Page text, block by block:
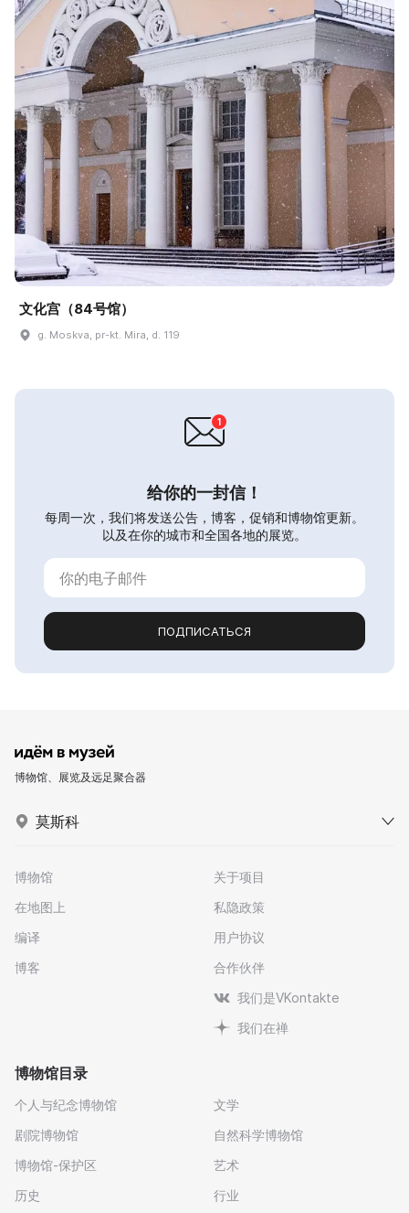
文化宫（84号馆）
g. Moskva, pr-kt. Mira, d. 119
给你的一封信！
每周一次，我们将发送公告，博客，促销和博物馆更新。
以及在你的城市和全国各地的展览。
ПОДПИСАТЬСЯ
博物馆、展览及远足聚合器
莫斯科
博物馆
在地图上
编译
博客
关于项目
私隐政策
用户协议
合作伙伴
我们是VKontakte
我们在禅
博物馆目录
个人与纪念博物馆
剧院博物馆
博物馆-保护区
历史
文学
自然科学博物馆
艺术
行业